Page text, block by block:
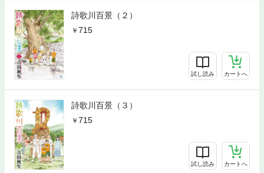
詩歌川百景（２）
715
試し読み カートへ
詩歌川百景（３）
715
試し読み カートへ